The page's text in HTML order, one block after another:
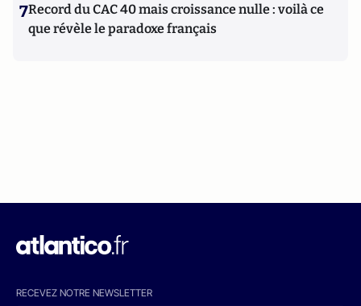
7Record du CAC 40 mais croissance nulle : voilà ce
que révèle le paradoxe français
RECEVEZ NOTRE NEWSLETTER